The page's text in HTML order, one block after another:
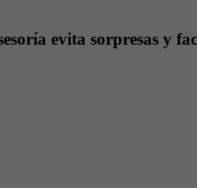
evita sorpresas y